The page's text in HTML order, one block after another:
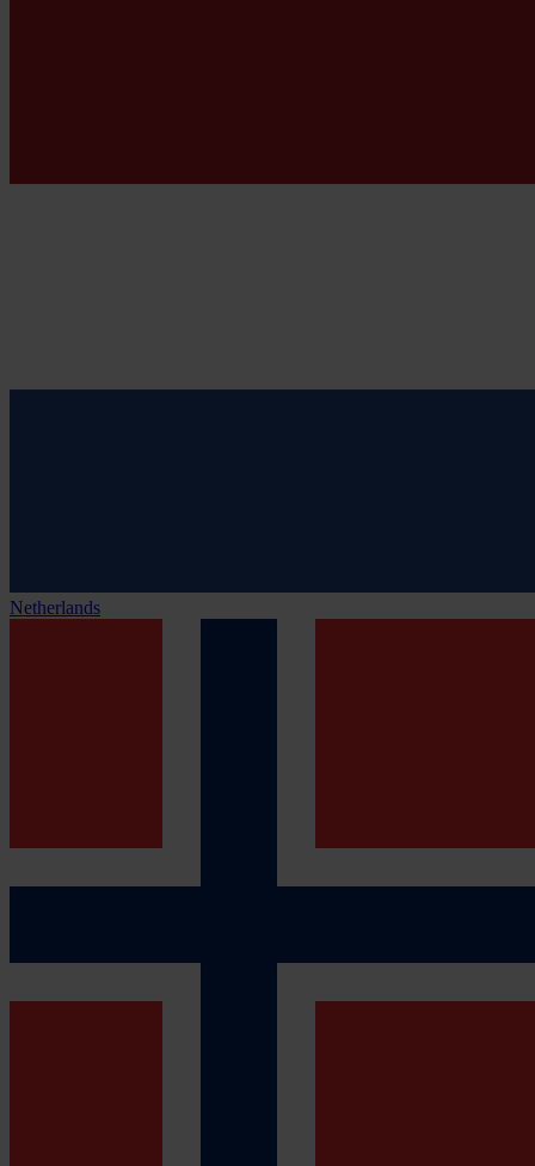
Netherlands